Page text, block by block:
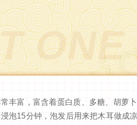
ONE
丰富，富含着蛋白质、多糖、胡萝
泡15分钟，泡发后用来把木耳做成